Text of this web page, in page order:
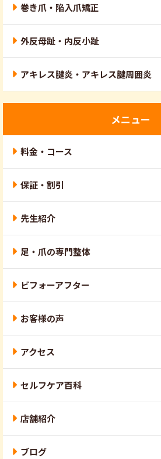
巻き爪・陥入爪矯正
外反母趾・内反小趾
アキレス腱炎・アキレス腱周囲炎
メニュー
料金・コース
保証・割引
先生紹介
足・爪の専門整体
ビフォーアフター
お客様の声
アクセス
セルフケア百科
店舗紹介
ブログ